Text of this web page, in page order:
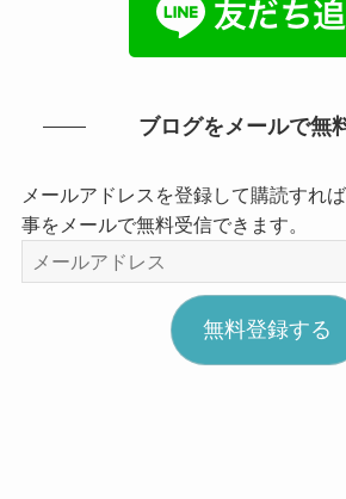
ブログをメールで無
メールアドレスを登録して購読すれ
事をメールで無料受信できます。
ー
無料登録する